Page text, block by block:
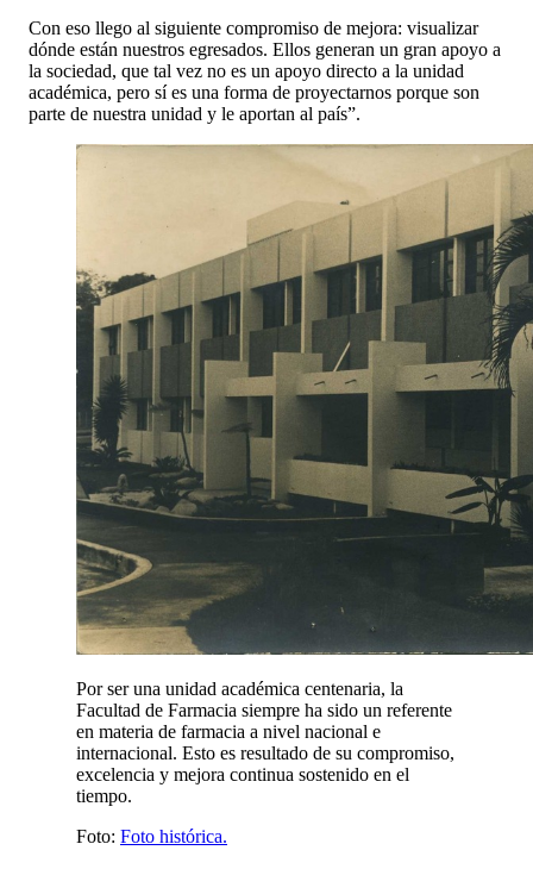
Con eso llego al siguiente compromiso de mejora: visualizar
dónde están nuestros egresados. Ellos generan un gran apoyo a
la sociedad, que tal vez no es un apoyo directo a la unidad
académica, pero sí es una forma de proyectarnos porque son
parte de nuestra unidad y le aportan al país”.
Por ser una unidad académica centenaria, la
Facultad de Farmacia siempre ha sido un referente
en materia de farmacia a nivel nacional e
internacional. Esto es resultado de su compromiso,
excelencia y mejora continua sostenido en el
tiempo.
Foto: Foto histórica.